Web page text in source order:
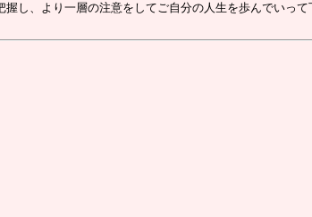
し、より一層の注意をしてご自分の人生を歩んでいって